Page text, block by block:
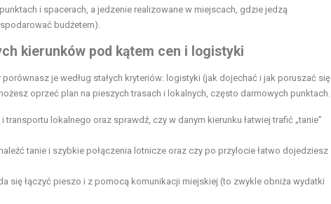
i spacerach, a jedzenie realizowane w miejscach, gdzie jedzą
budżetem).
kierunków pod kątem cen i logistyki
porównasz je według stałych kryteriów: logistyki (jak dojechać i jak poruszać się
oprzeć plan na pieszych trasach i lokalnych, często darmowych punktach.
lokalnego oraz sprawdź, czy w danym kierunku łatwiej trafić „tanie”
tanie i szybkie połączenia lotnicze oraz czy po przylocie łatwo dojedziesz
się łączyć pieszo i z pomocą komunikacji miejskiej (to zwykle obniża wydatki